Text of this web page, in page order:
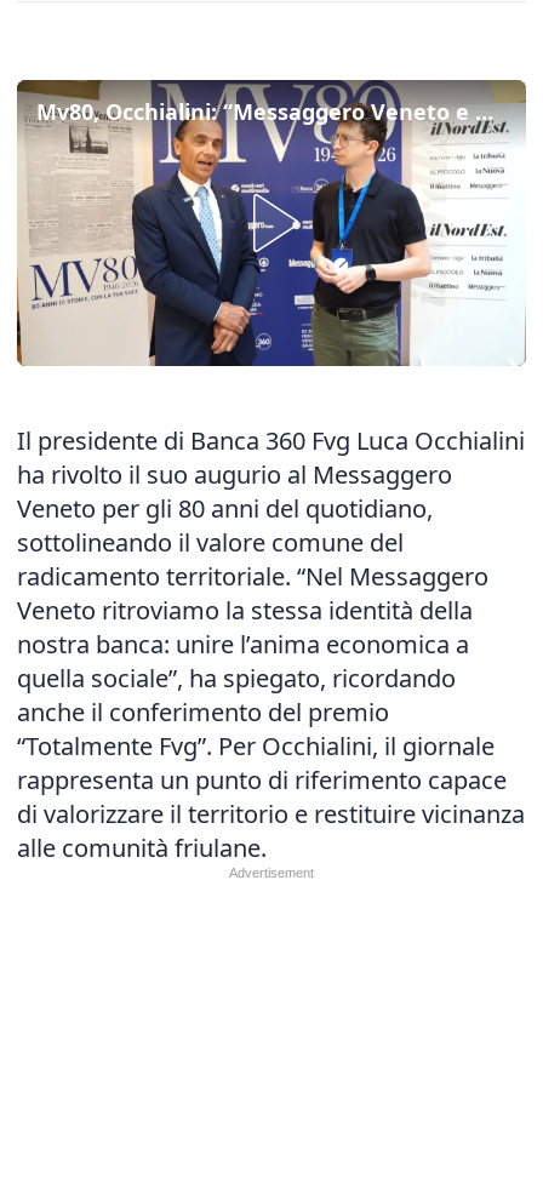
Mv80, Occhialini: “Messaggero Veneto e Banca 360 condividono il legame con il territorio”
Il presidente di Banca 360 Fvg Luca Occhialini
ha rivolto il suo augurio al Messaggero
Veneto per gli 80 anni del quotidiano,
sottolineando il valore comune del
radicamento territoriale. “Nel Messaggero
Veneto ritroviamo la stessa identità della
nostra banca: unire l’anima economica a
quella sociale”, ha spiegato, ricordando
anche il conferimento del premio
“Totalmente Fvg”. Per Occhialini, il giornale
rappresenta un punto di riferimento capace
di valorizzare il territorio e restituire vicinanza
alle comunità friulane.